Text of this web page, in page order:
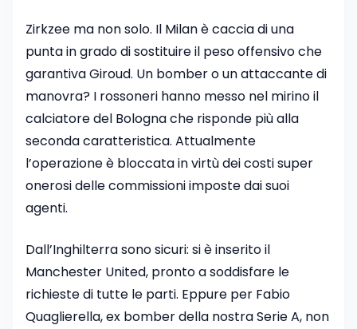
Zirkzee ma non solo. Il Milan è caccia di una
punta in grado di sostituire il peso offensivo che
garantiva Giroud. Un bomber o un attaccante di
manovra? I rossoneri hanno messo nel mirino il
calciatore del Bologna che risponde più alla
seconda caratteristica. Attualmente
l’operazione è bloccata in virtù dei costi super
onerosi delle commissioni imposte dai suoi
agenti.
Dall’Inghilterra sono sicuri: si è inserito il
Manchester United, pronto a soddisfare le
richieste di tutte le parti. Eppure per Fabio
Quaglierella, ex bomber della nostra Serie A, non